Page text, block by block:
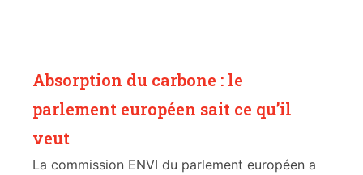
Absorption du carbone : le
parlement européen sait ce qu’il
veut
La commission ENVI du parlement européen a